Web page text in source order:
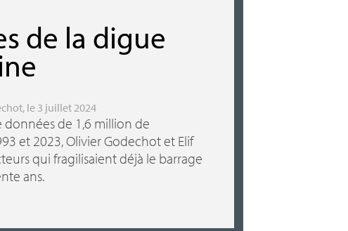
de la digue
, le 3 juillet 2024
données de 1,6 million de
et 2023, Olivier Godechot et Elif
qui fragilisaient déjà le barrage
ans.